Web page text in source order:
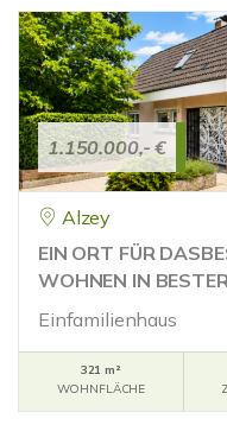
1.150.000,- €
Alzey
EIN ORT FÜR
WOHNEN IN
Einfamilienhaus
321 m²
WOHNFLÄCHE